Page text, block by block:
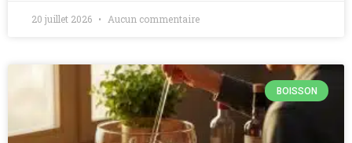
20 juillet 2026 Aucun commentaire
BOISSON